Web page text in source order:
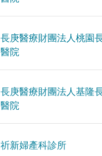
長庚醫療財團法人桃園
醫院
長庚醫療財團法人基隆
醫院
祈新婦產科診所